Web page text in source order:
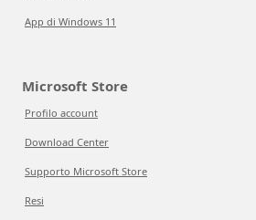
App di Windows 11
Microsoft Store
Profilo account
Download Center
Supporto Microsoft Store
Resi